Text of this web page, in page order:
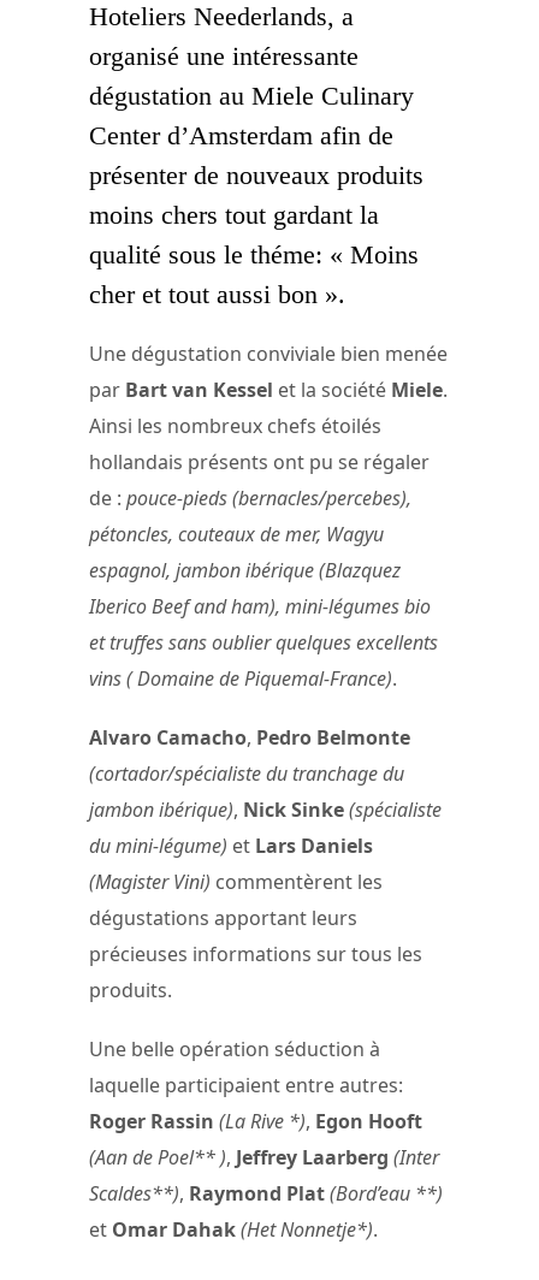
Hoteliers Neederlands, a
organisé une intéressante
dégustation au Miele Culinary
Center d’Amsterdam afin de
présenter de nouveaux produits
moins chers tout gardant la
qualité sous le théme: « Moins
cher et tout aussi bon ».
Une dégustation conviviale bien menée
par Bart van Kessel et la société Miele.
Ainsi les nombreux chefs étoilés
hollandais présents ont pu se régaler
de : pouce-pieds (bernacles/percebes),
pétoncles, couteaux de mer, Wagyu
espagnol, jambon ibérique (Blazquez
Iberico Beef and ham), mini-légumes bio
et truffes sans oublier quelques excellents
vins ( Domaine de Piquemal-France).
Alvaro Camacho, Pedro Belmonte
(cortador/spécialiste du tranchage du
jambon ibérique), Nick Sinke(spécialiste
du mini-légume) et Lars Daniels
(Magister Vini) commentèrent les
dégustations apportant leurs
précieuses informations sur tous les
produits.
Une belle opération séduction à
laquelle participaient entre autres:
Roger Rassin (La Rive *), Egon Hooft
(Aan de Poel** ), Jeffrey Laarberg (Inter
Scaldes**), Raymond Plat(Bord’eau **)
et Omar Dahak(Het Nonnetje*).